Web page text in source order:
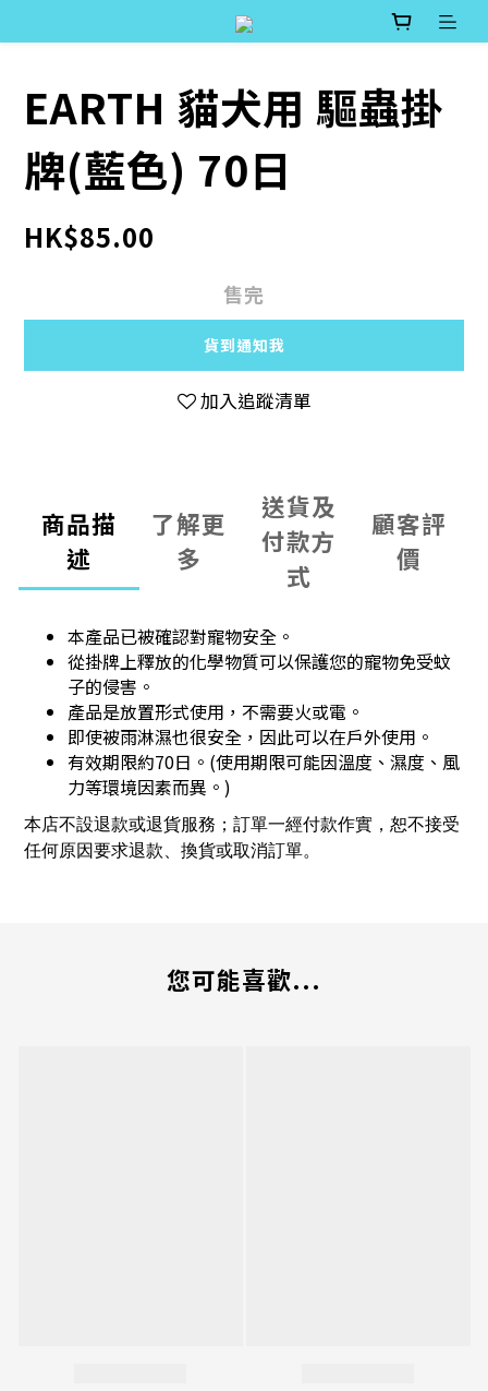
EARTH 貓犬用 驅蟲掛
牌(藍色) 70日
HK$85.00
售完
貨到通知我
加入追蹤清單
商品描
述
了解更
多
送貨及
付款方
式
顧客評
價
本產品已被確認對寵物安全。
從掛牌上釋放的化學物質可以保護您的寵物免受蚊
子的侵害。
產品是放置形式使用，不需要火或電。
即使被雨淋濕也很安全，因此可以在戶外使用。
有效期限約70日。(使用期限可能因溫度、濕度、風
力等環境因素而異。)
本店不設退款或退貨服務；訂單一經付款作實，恕不接受
任何原因要求退款、換貨或取消訂單。
您可能喜歡...